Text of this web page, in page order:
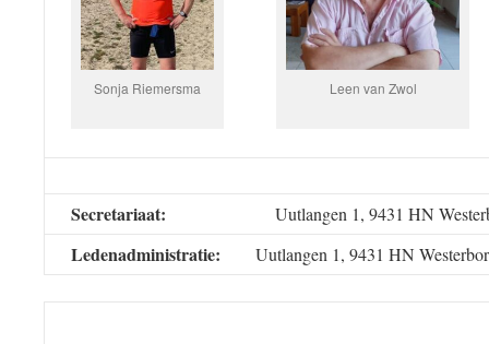
Sonja Riemersma Leen van Zwol
Secretariaat: Uutlangen 1, 9431 HN
Ledenadministratie: Uutlangen 1, 9431 HN